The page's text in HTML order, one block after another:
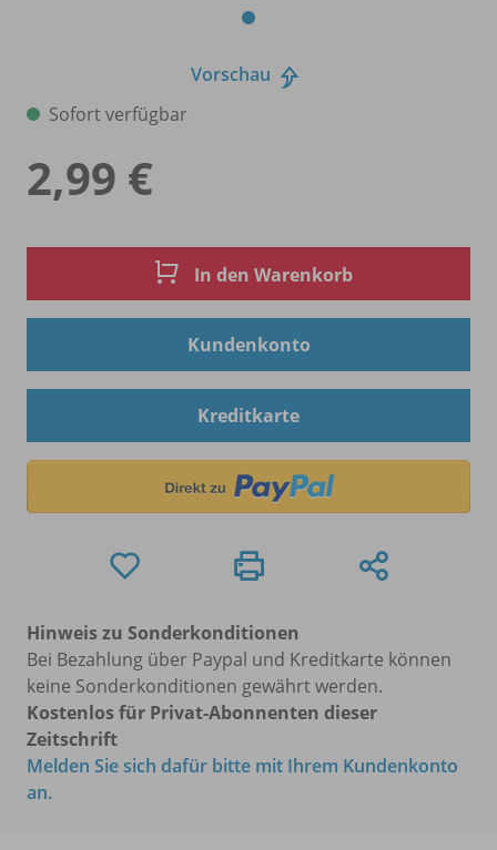
Vorschau
Sofort verfügbar
2,99 €
In den Warenkorb
Kundenkonto
Kreditkarte
Hinweis zu Sonderkonditionen
Bei Bezahlung über Paypal und Kreditkarte können
keine Sonderkonditionen gewährt werden.
Kostenlos für Privat-Abonnenten dieser
Zeitschrift
Melden Sie sich dafür bitte mit Ihrem Kundenkonto
an.